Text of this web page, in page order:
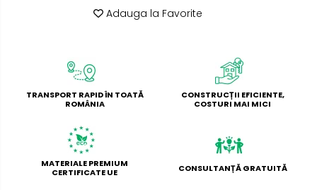
Adauga la Favorite
TRANSPORT RAPID ÎN TOATĂ
ROMÂNIA
CONSTRUCȚII EFICIENTE,
COSTURI MAI MICI
MATERIALE PREMIUM
CERTIFICATE UE
CONSULTANȚĂ GRATUITĂ